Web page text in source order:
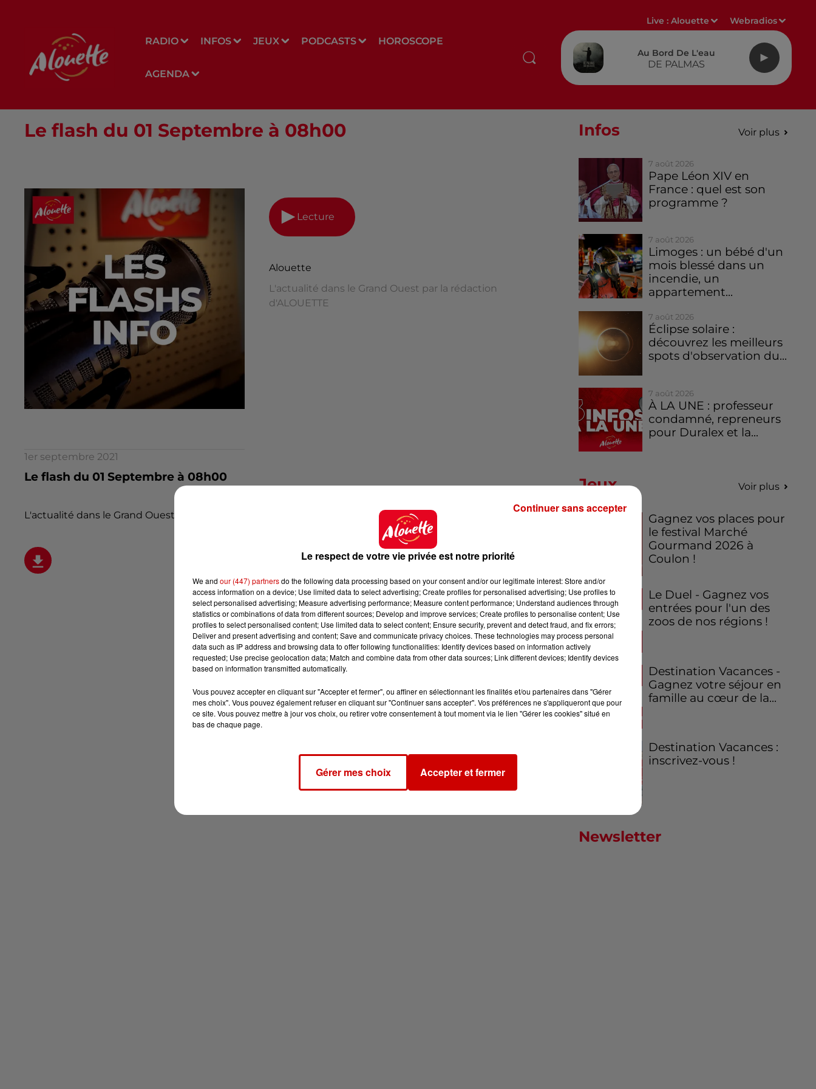
RADIO INFOS JEUX PODCASTS HOROSCOPE
AGENDA
Live :Alouette Webradios
Au Bord De L'eau
DE PALMAS
Le flash du 01 Septembre à 08h00
Lecture
Alouette
L'actualité dans le Grand Ouest par la rédaction
d'ALOUETTE
1er septembre 2021
Le flash du 01 Septembre à 08h00
L'actualité dans le Grand Ouest par la rédaction d'ALOUETTE
Infos Voir plus
7 août 2026
Pape Léon XIV en
France : quel est son
programme ?
7 août 2026
Limoges : un bébé d'un
mois blessé dans un
incendie, un
appartement...
7 août 2026
Éclipse solaire :
découvrez les meilleurs
spots d'observation du...
7 août 2026
À LA UNE : professeur
condamné, repreneurs
pour Duralex et la...
Jeux Voir plus
Gagnez vos places pour
le festival Marché
Gourmand 2026 à
Coulon !
Le Duel - Gagnez vos
entrées pour l'un des
zoos de nos régions !
Destination Vacances -
Gagnez votre séjour en
famille au cœur de la...
Destination Vacances :
inscrivez-vous !
Newsletter
Le respect de votre vie privée est notre priorité
We and our (447) partnersdo the following data processing based on your consent and/or our legitimate interest: Store and/or
access information on a device; Use limited data to select advertising; Create profiles for personalised advertising; Use profiles to
select personalised advertising; Measure advertising performance; Measure content performance; Understand audiences through
statistics or combinations of data from different sources; Develop and improve services; Create profiles to personalise content; Use
profiles to select personalised content; Use limited data to select content; Ensure security, prevent and detect fraud, and fix errors;
Deliver and present advertising and content; Save and communicate privacy choices. These technologies may process personal
data such as IP address and browsing data to offer following functionalities: Identify devices based on information actively
requested; Use precise geolocation data; Match and combine data from other data sources; Link different devices; Identify devices
based on information transmitted automatically.
Vous pouvez accepter en cliquant sur "Accepter et fermer", ou affiner en sélectionnant les finalités et/ou partenaires dans "Gérer
mes choix". Vous pouvez également refuser en cliquant sur "Continuer sans accepter". Vos préférences ne s'appliqueront que pour
ce site. Vous pouvez mettre à jour vos choix, ou retirer votre consentement à tout moment via le lien "Gérer les cookies" situé en
bas de chaque page.
Gérer mes choix Accepter et fermer
Continuer sans accepter